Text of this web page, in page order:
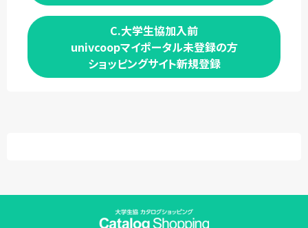
C.大学生協加入前
univcoopマイポータル未登録の方
ショッピングサイト新規登録